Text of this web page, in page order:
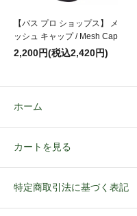
【バス プロ ショップス】 メ
ッシュ キャップ / Mesh Cap
2,200円(税込2,420円)
ホーム
カートを見る
特定商取引法に基づく表記